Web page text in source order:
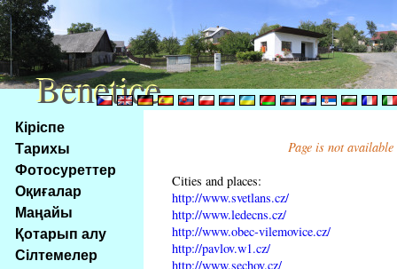
Na
obsah
stránky
Klávesové
zkratky
tomto
webu
Кіріспе
Тарихы
Фотосуреттер
Оқиғалар
Маңайы
Қотарып алу
Сілтемелер
Page is not
Cities and places:
http://www.svetlans.cz/
http://www.ledecns.cz/
http://www.obec-vilemovice.cz/
http://pavlov.w1.cz/
http://www.sechov.cz/
Benetice
Benetice